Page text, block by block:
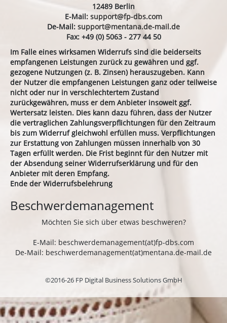
12489 Berlin
E-Mail: support@fp-dbs.com
De-Mail: support@mentana.de-mail.de
Fax: +49 (0) 5063 - 277 44 50
Im Falle eines wirksamen Widerrufs sind die beiderseits
empfangenen Leistungen zurück zu gewähren und ggf.
gezogene Nutzungen (z. B. Zinsen) herauszugeben. Kann
der Nutzer die empfangenen Leistungen ganz oder teilweise
nicht oder nur in verschlechtertem Zustand
zurückgewähren, muss er dem Anbieter insoweit ggf.
Wertersatz leisten. Dies kann dazu führen, dass der Nutzer
die vertraglichen Zahlungsverpflichtungen für den Zeitraum
bis zum Widerruf gleichwohl erfüllen muss. Verpflichtungen
zur Erstattung von Zahlungen müssen innerhalb von 30
Tagen erfüllt werden. Die Frist beginnt für den Nutzer mit
der Absendung seiner Widerrufserklärung und für den
Anbieter mit deren Empfang.
Ende der Widerrufsbelehrung
Beschwerdemanagement
Möchten Sie sich über etwas beschweren?
E-Mail: beschwerdemanagement(at)fp-dbs.com
De-Mail: beschwerdemanagement(at)mentana.de-mail.de
©2016-26 FP Digital Business Solutions GmbH